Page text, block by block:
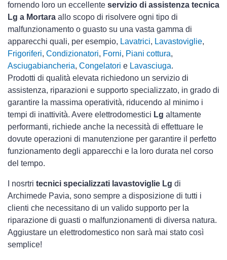
fornendo loro un eccellente servizio di assistenza tecnica
Lg a Mortara allo scopo di risolvere ogni tipo di
malfunzionamento o guasto su una vasta gamma di
apparecchi quali, per esempio, Lavatrici, Lavastoviglie,
Frigoriferi, Condizionatori, Forni, Piani cottura,
Asciugabiancheria, Congelatori e Lavasciuga.
Prodotti di qualità elevata richiedono un servizio di
assistenza, riparazioni e supporto specializzato, in grado di
garantire la massima operatività, riducendo al minimo i
tempi di inattività. Avere elettrodomestici Lg altamente
performanti, richiede anche la necessità di effettuare le
dovute operazioni di manutenzione per garantire il perfetto
funzionamento degli apparecchi e la loro durata nel corso
del tempo.
I nosrtri tecnici specializzati lavastoviglie Lg di
Archimede Pavia, sono sempre a disposizione di tutti i
clienti che necessitano di un valido supporto per la
riparazione di guasti o malfunzionamenti di diversa natura.
Aggiustare un elettrodomestico non sarà mai stato così
semplice!